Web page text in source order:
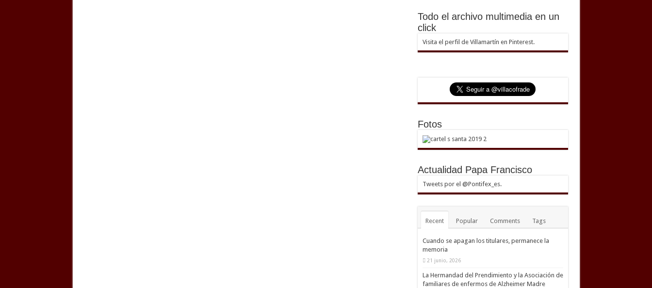
Todo el archivo multimedia en un
click
Visita el perfil de Villamartín en Pinterest.
Fotos
Actualidad Papa Francisco
Tweets por el @Pontifex_es.
Recent Popular Comments Tags
Cuando se apagan los titulares, permanece la
memoria
21 junio, 2026
La Hermandad del Prendimiento y la Asociación de
familiares de enfermos de Alzheimer Madre